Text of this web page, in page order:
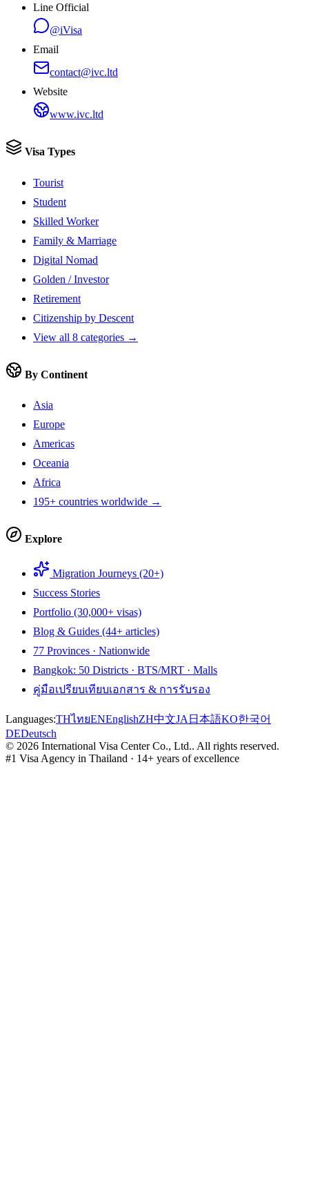
Line Official
@iVisa
Email
contact@ivc.ltd
Website
www.ivc.ltd
Visa Types
Tourist
Student
Skilled Worker
Family & Marriage
Digital Nomad
Golden / Investor
Retirement
Citizenship by Descent
View all 8 categories →
By Continent
Asia
Europe
Americas
Oceania
Africa
195+ countries worldwide →
Explore
Migration Journeys (20+)
Success Stories
Portfolio (30,000+ visas)
Blog & Guides (44+ articles)
77 Provinces · Nationwide
Bangkok: 50 Districts · BTS/MRT · Malls
คู่มือเปรียบเทียบเอกสาร & การรับรอง
Languages:THไทยENEnglishZH中文JA 日本語KO한국어
DEDeutsch
© 2026 International Visa Center Co., Ltd.. All rights reserved.
#1 Visa Agency in Thailand · 14+ years of excellence